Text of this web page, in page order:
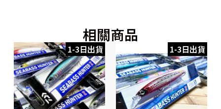
相關商品
1-3日出貨 1-3日出貨